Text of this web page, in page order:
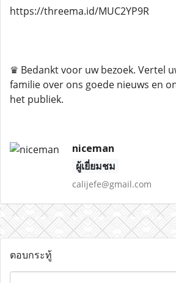
https://threema.id/MUC2YP9R
♛ Bedankt voor uw bezoek. Vertel
familie over ons goede nieuws en
het publiek.
niceman
ผู้เยี่ยมชม
calijefe@gmail.com
ตอบกระทู้